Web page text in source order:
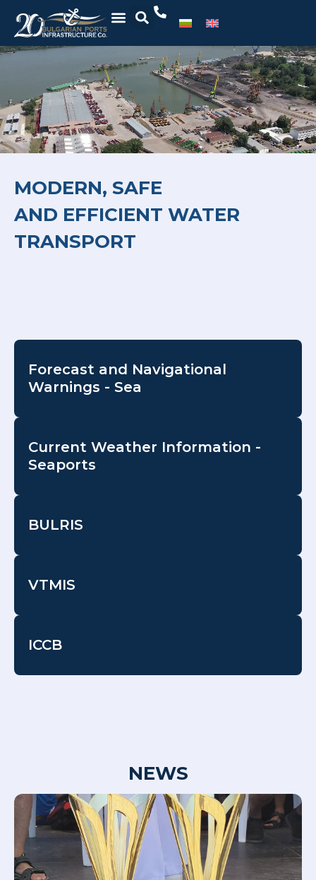
MODERN, SAFE
AND EFFICIENT WATER
TRANSPORT
Forecast and Navigational
Warnings - Sea
Current Weather Information -
Seaports
BULRIS
VTMIS
ICCB
NEWS